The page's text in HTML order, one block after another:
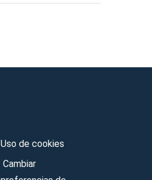
Uso de cookies
Cambiar